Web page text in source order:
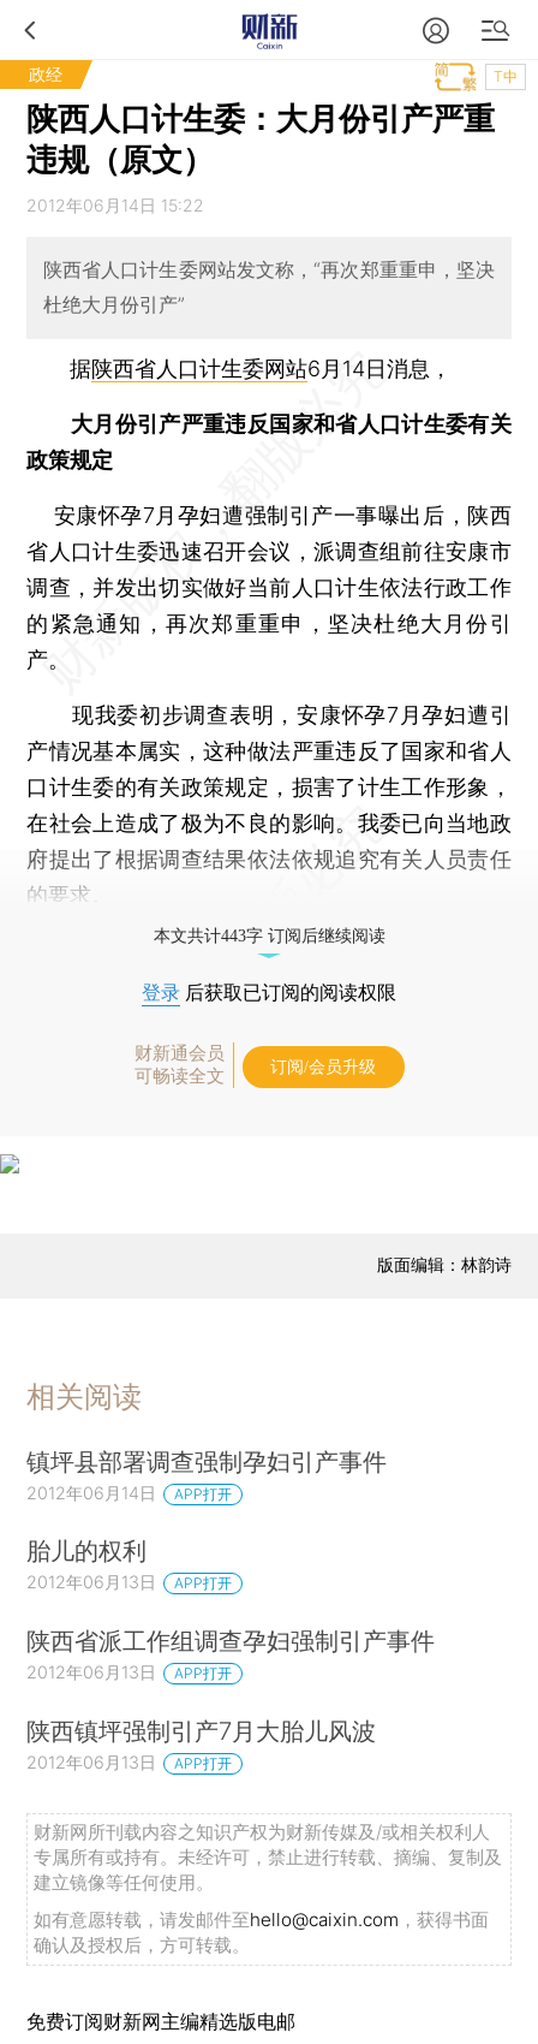
政经 T中
陕西人口计生委：大月份引产严重
违规（原文）
2012年06月14日 15:22
陕西省人口计生委网站发文称，“再次郑重重申，坚决
杜绝大月份引产”
据陕西省人口计生委网站6月14日消息，
大月份引产严重违反国家和省人口计生委有关
政策规定
安康怀孕7月孕妇遭强制引产一事曝出后，陕西
省人口计生委迅速召开会议，派调查组前往安康市
调查，并发出切实做好当前人口计生依法行政工作
的紧急通知，再次郑重重申，坚决杜绝大月份引
产。
现我委初步调查表明，安康怀孕7月孕妇遭引
产情况基本属实，这种做法严重违反了国家和省人
口计生委的有关政策规定，损害了计生工作形象，
在社会上造成了极为不良的影响。我委已向当地政
府提出了根据调查结果依法依规追究有关人员责任
的要求。
本文共计443字 订阅后继续阅读
登录 后获取已订阅的阅读权限
财新通会员
可畅读全文
订阅/会员升级
版面编辑：林韵诗
相关阅读
镇坪县部署调查强制孕妇引产事件
2012年06月14日 APP打开
胎儿的权利
2012年06月13日 APP打开
陕西省派工作组调查孕妇强制引产事件
2012年06月13日 APP打开
陕西镇坪强制引产7月大胎儿风波
2012年06月13日 APP打开
财新网所刊载内容之知识产权为财新传媒及/或相关权利人
专属所有或持有。未经许可，禁止进行转载、摘编、复制及
建立镜像等任何使用。
如有意愿转载，请发邮件至hello@caixin.com ，获得书面
确认及授权后，方可转载。
免费订阅财新网主编精选版电邮